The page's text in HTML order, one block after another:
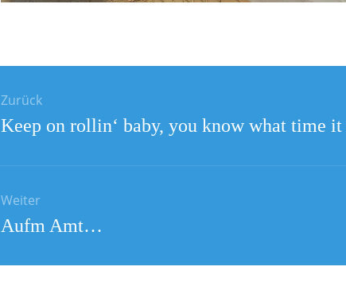
Zurück
Vorheriger
Beitrag:
Keep on rollin‘ baby, you know what time it
Weiter
Nächster
Aufm Amt…